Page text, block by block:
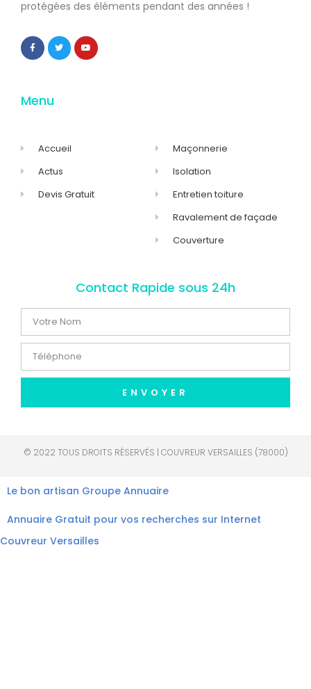
protégées des éléments pendant des années !
Menu
Accueil
Actus
Devis Gratuit
Maçonnerie
Isolation
Entretien toiture
Ravalement de façade
Couverture
Contact Rapide sous 24h
ENVOYER
© 2022 TOUS DROITS RÉSERVÉS | COUVREUR VERSAILLES (78000)
Le bon artisan Groupe Annuaire
Annuaire Gratuit pour vos recherches sur Internet
Couvreur Versailles